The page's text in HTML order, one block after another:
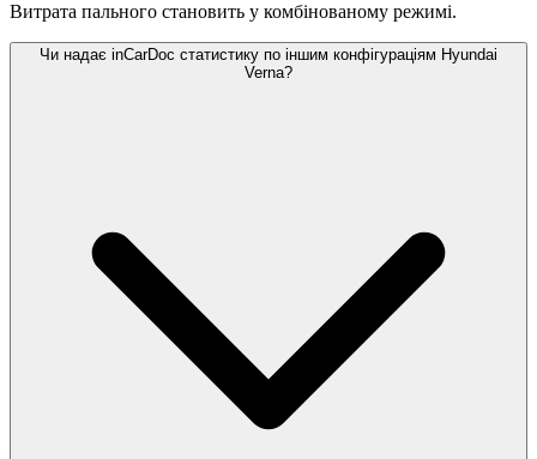
Витрата пального становить у комбінованому режимі.
Чи надає inCarDoc статистику по іншим конфігураціям Hyundai
Verna?